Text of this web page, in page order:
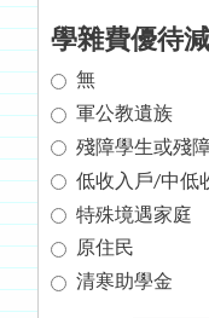
學雜費優待
無
軍公教遺族
殘障學生或殘
低收入戶/中低
特殊境遇家庭
原住民
清寒助學金